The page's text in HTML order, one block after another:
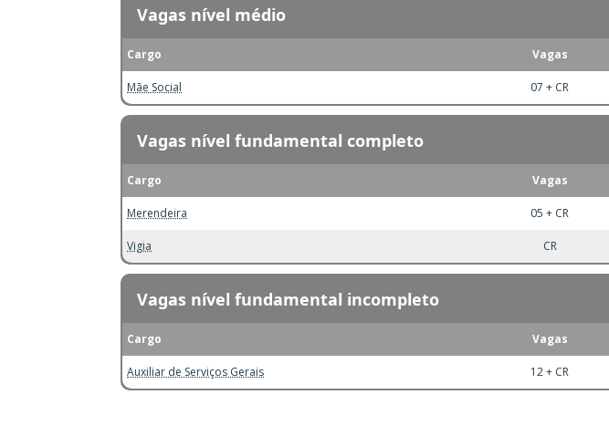
Vagas nível médio
Cargo Vagas
Mãe Social 07 + CR
Vagas nível fundamental completo
Cargo Vagas
Merendeira 05 + CR
Vigia CR
Vagas nível fundamental incompleto
Cargo Vagas
Auxiliar de Serviços Gerais 12 + CR